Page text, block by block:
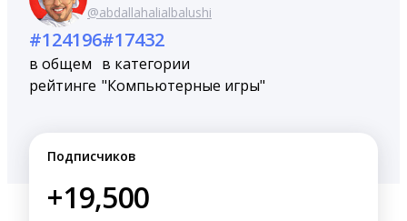
@abdallahalialbalushi
#124196
в общем
рейтинге
#17432
в категории
"Компьютерные игры"
Подписчиков
+19,500